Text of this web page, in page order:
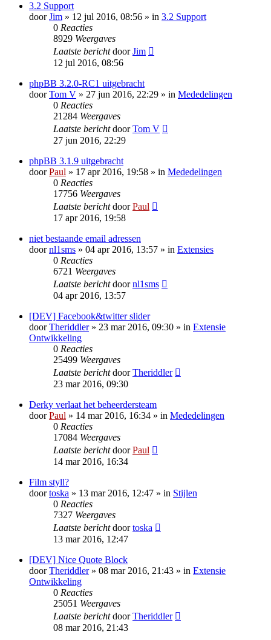
3.2 Support
doorJim » 12 jul 2016, 08:56 » in 3.2 Support
0 Reacties
8929 Weergaves
Laatste berichtdoorJim
12 jul 2016, 08:56
phpBB 3.2.0-RC1 uitgebracht
doorTom V » 27 jun 2016, 22:29 » in Mededelingen
0 Reacties
21284 Weergaves
Laatste berichtdoorTom V
27 jun 2016, 22:29
phpBB 3.1.9 uitgebracht
doorPaul » 17 apr 2016, 19:58 » in Mededelingen
0 Reacties
17756 Weergaves
Laatste berichtdoorPaul
17 apr 2016, 19:58
niet bestaande email adressen
doornl1sms » 04 apr 2016, 13:57 » in Extensies
0 Reacties
6721 Weergaves
Laatste berichtdoornl1sms
04 apr 2016, 13:57
[DEV] Facebook&twitter slider
doorTheriddler» 23 mar 2016, 09:30 » in Extensie
Ontwikkeling
0 Reacties
25499 Weergaves
Laatste berichtdoorTheriddler
23 mar 2016, 09:30
Derky verlaat het beheerdersteam
doorPaul » 14 mar 2016, 16:34 » in Mededelingen
0 Reacties
17084 Weergaves
Laatste berichtdoorPaul
14 mar 2016, 16:34
Film styll?
doortoska » 13 mar 2016, 12:47 » in Stijlen
0 Reacties
7327 Weergaves
Laatste berichtdoortoska
13 mar 2016, 12:47
[DEV] Nice Quote Block
doorTheriddler» 08 mar 2016, 21:43 » in Extensie
Ontwikkeling
0 Reacties
25051 Weergaves
Laatste berichtdoorTheriddler
08 mar 2016, 21:43